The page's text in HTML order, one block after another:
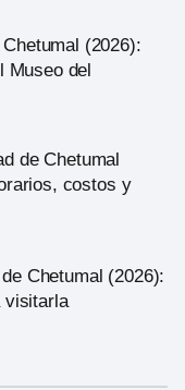
(2026):
Museo del
de Chetumal
costos y
Chetumal (2026):
visitarla